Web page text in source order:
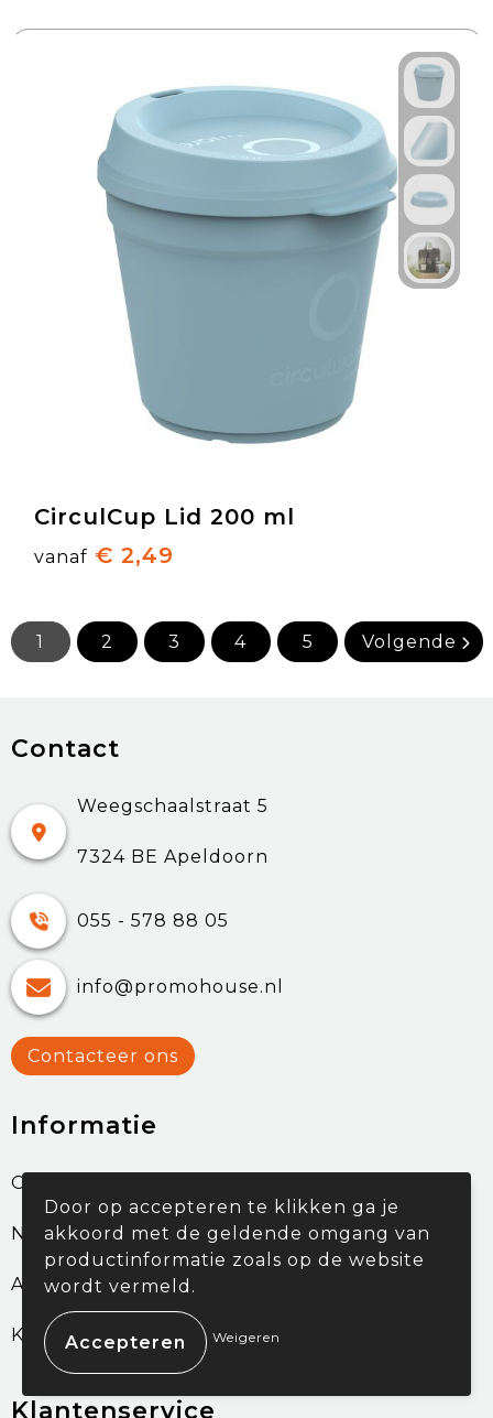
CirculCup Lid 200 ml
vanaf € 2,49
1 2 3 4 5 Volgende
Contact
Weegschaalstraat 5
7324 BE Apeldoorn
055 - 578 88 05
info@promohouse.nl
Contacteer ons
Informatie
Over ons
Nieuwsbrief
Afspraak maken
Klantcases
Klantenservice
Door op accepteren te klikken ga je
akkoord met de geldende omgang van
productinformatie zoals op de website
wordt vermeld.
Weigeren